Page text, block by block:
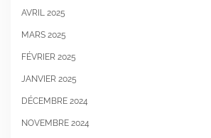
AVRIL 2025
MARS 2025
FÉVRIER 2025
JANVIER 2025
DÉCEMBRE 2024
NOVEMBRE 2024